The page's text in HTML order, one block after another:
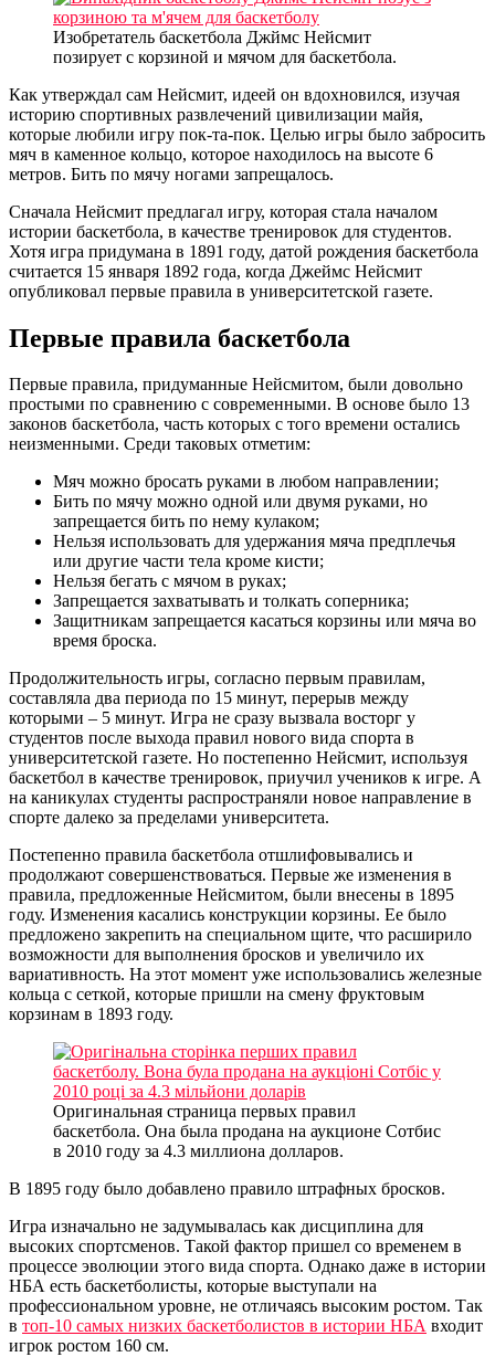
Изобретатель баскетбола Джймс Нейсмит
позирует с корзиной и мячом для баскетбола.
Как утверждал сам Нейсмит, идеей он вдохновился, изучая
историю спортивных развлечений цивилизации майя,
которые любили игру пок-та-пок. Целью игры было забросить
мяч в каменное кольцо, которое находилось на высоте 6
метров. Бить по мячу ногами запрещалось.
Сначала Нейсмит предлагал игру, которая стала началом
истории баскетбола, в качестве тренировок для студентов.
Хотя игра придумана в 1891 году, датой рождения баскетбола
считается 15 января 1892 года, когда Джеймс Нейсмит
опубликовал первые правила в университетской газете.
Первые правила баскетбола
Первые правила, придуманные Нейсмитом, были довольно
простыми по сравнению с современными. В основе было 13
законов баскетбола, часть которых с того времени остались
неизменными. Среди таковых отметим:
Мяч можно бросать руками в любом направлении;
Бить по мячу можно одной или двумя руками, но
запрещается бить по нему кулаком;
Нельзя использовать для удержания мяча предплечья
или другие части тела кроме кисти;
Нельзя бегать с мячом в руках;
Запрещается захватывать и толкать соперника;
Защитникам запрещается касаться корзины или мяча во
время броска.
Продолжительность игры, согласно первым правилам,
составляла два периода по 15 минут, перерыв между
которыми – 5 минут. Игра не сразу вызвала восторг у
студентов после выхода правил нового вида спорта в
университетской газете. Но постепенно Нейсмит, используя
баскетбол в качестве тренировок, приучил учеников к игре. А
на каникулах студенты распространяли новое направление в
спорте далеко за пределами университета.
Постепенно правила баскетбола отшлифовывались и
продолжают совершенствоваться. Первые же изменения в
правила, предложенные Нейсмитом, были внесены в 1895
году. Изменения касались конструкции корзины. Ее было
предложено закрепить на специальном щите, что расширило
возможности для выполнения бросков и увеличило их
вариативность. На этот момент уже использовались железные
кольца с сеткой, которые пришли на смену фруктовым
корзинам в 1893 году.
Оригинальная страница первых правил
баскетбола. Она была продана на аукционе Сотбис
в 2010 году за 4.3 миллиона долларов.
В 1895 году было добавлено правило штрафных бросков.
Игра изначально не задумывалась как дисциплина для
высоких спортсменов. Такой фактор пришел со временем в
процессе эволюции этого вида спорта. Однако даже в истории
НБА есть баскетболисты, которые выступали на
профессиональном уровне, не отличаясь высоким ростом. Так
в топ-10 самых низких баскетболистов в истории НБА входит
игрок ростом 160 см.